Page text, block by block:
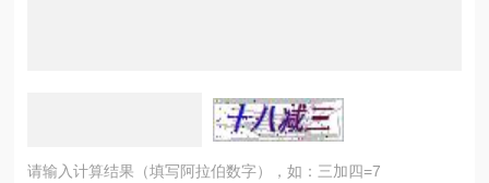
请输入计算结果（填写阿拉伯数字），如：三加四=7